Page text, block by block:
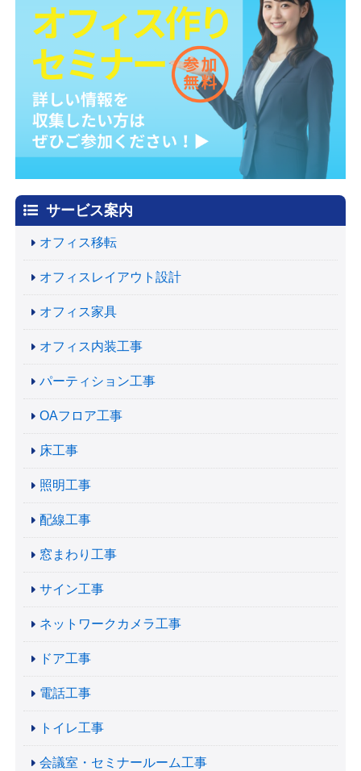
サービス案内
オフィス移転
オフィスレイアウト設計
オフィス家具
オフィス内装工事
パーティション工事
OAフロア工事
床工事
照明工事
配線工事
窓まわり工事
サイン工事
ネットワークカメラ工事
ドア工事
電話工事
トイレ工事
会議室・セミナールーム工事